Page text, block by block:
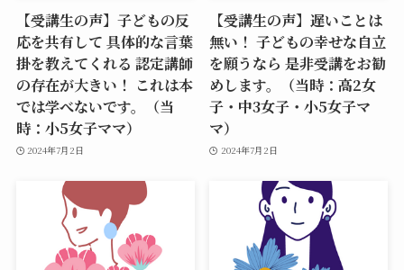
【受講生の声】子どもの反
応を共有して 具体的な言葉
掛を教えてくれる 認定講師
の存在が大きい！ これは本
では学べないです。（当
時：小5女子ママ）
2024年7月2日
【受講生の声】遅いことは
無い！ 子どもの幸せな自立
を願うなら 是非受講をお勧
めします。（当時：高2女
子・中3女子・小5女子マ
マ）
2024年7月2日